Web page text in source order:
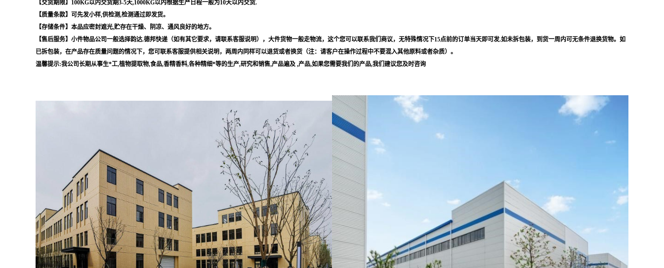
【交货期限】100KG以内交货期3-5天,1000KG以内根据生产日程一般为10天以内交货.
【质量条款】可先发小样,供检测,检测通过即发货。
【存储条件】本品应密封遮光,贮存在干燥、阴凉、通风良好的地方。
【售后服务】小件物品公司一般选择韵达.德邦快递（如有其它要求，请联系客服说明），大件货物一般走物流，这个您可以联系我们商议，无特殊情况下15点前的订单当天即可发.如未拆包装，到货一周内可无条件退换货物。如
已拆包装，在产品存在质量问题的情况下，您可联系客服提供相关说明，两周内同样可以退货或者换货（注：请客户在操作过程中不要混入其他原料或者杂质）。
温馨提示:我公司长期从事生*工,植物提取物,食品,香精香料,各种精细*等的生产,研究和销售,产品遍及 ,产品,如果您需要我们的产品,我们建议您及时咨询